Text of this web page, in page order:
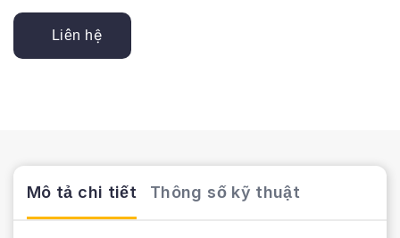
Liên hệ
Mô tả chi tiết Thông số kỹ thuật